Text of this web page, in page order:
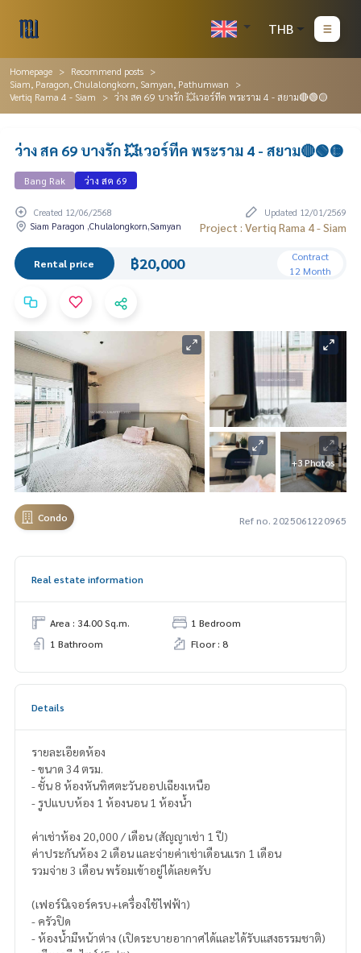
THB
Homepage
Recommend posts
Siam, Paragon, Chulalongkorn, Samyan, Pathumwan
Vertiq Rama 4 - Siam
ว่าง สค 69 บางรัก 💥เวอร์ทีค พระราม 4 - สยาม🔴🟢🟡
ว่าง สค 69 บางรัก 💥เวอร์ทีค พระราม 4 - สยาม🔴🟢🟡
Bang Rak ว่าง สค 69
Created 12/06/2568
Updated 12/01/2569
Siam Paragon ,Chulalongkorn,Samyan
Project : Vertiq Rama 4 - Siam
Rental price ฿20,000
Contract
12 Month
+3 Photos
Condo Ref no. 2025061220965
Real estate information
Area : 34.00 Sq.m.
1 Bedroom
1 Bathroom
Floor : 8
Details
รายละเอียดห้อง
- ขนาด 34 ตรม.
- ชั้น 8 ห้องหันทิศตะวันออปเฉียงเหนือ
- รูปแบบห้อง 1 ห้องนอน 1 ห้องน้ำ
ค่าเช่าห้อง 20,000 / เดือน (สัญญาเช่า 1 ปี)
ค่าประกันห้อง 2 เดือน และจ่ายค่าเช่าเดือนแรก 1 เดือน
รวมจ่าย 3 เดือน พร้อมเข้าอยู่ได้เลยครับ
(เฟอร์นิเจอร์ครบ+เครื่องใช้ไฟฟ้า)
- ครัวปิด
- ห้องน้ำมีหน้าต่าง (เปิดระบายอากาศได้และได้รับแสงธรรมชาติ)